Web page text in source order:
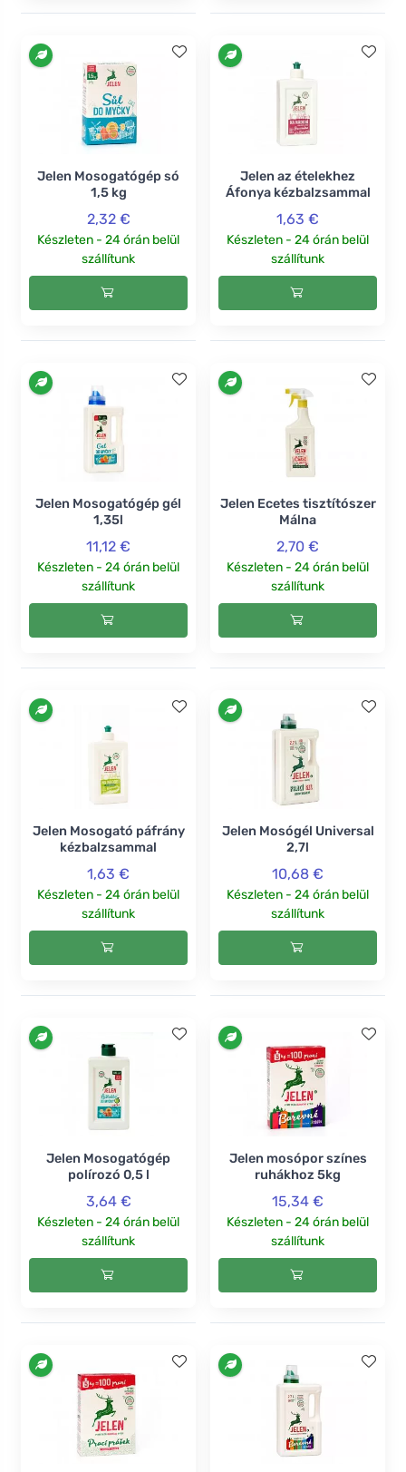
Jelen Mosogatógép só
1,5 kg
2,32 €
Készleten - 24 órán belül
szállítunk
Jelen az ételekhez
Áfonya kézbalzsammal
1,63 €
Készleten - 24 órán belül
szállítunk
Jelen Mosogatógép gél
1,35l
11,12 €
Készleten - 24 órán belül
szállítunk
Jelen Ecetes tisztítószer
Málna
2,70 €
Készleten - 24 órán belül
szállítunk
Jelen Mosogató páfrány
kézbalzsammal
1,63 €
Készleten - 24 órán belül
szállítunk
Jelen Mosógél Universal
2,7l
10,68 €
Készleten - 24 órán belül
szállítunk
Jelen Mosogatógép
polírozó 0,5 l
3,64 €
Készleten - 24 órán belül
szállítunk
Jelen mosópor színes
ruhákhoz 5kg
15,34 €
Készleten - 24 órán belül
szállítunk